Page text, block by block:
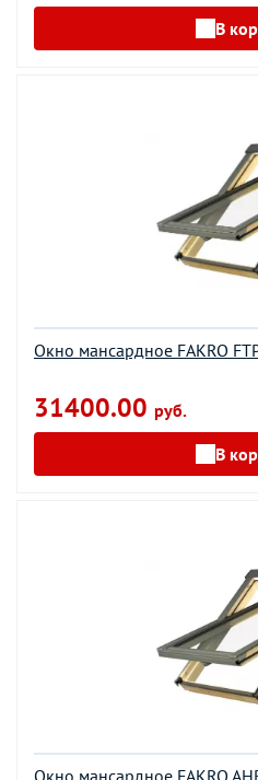
В
Окно мансардное FAKRO
31400.00 руб.
В
Окно мансардное FAKRO